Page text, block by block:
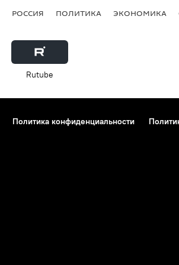
РОССИЯ ПОЛИТИКА ЭКОНОМИКА
Rutube
Политика конфиденциальности